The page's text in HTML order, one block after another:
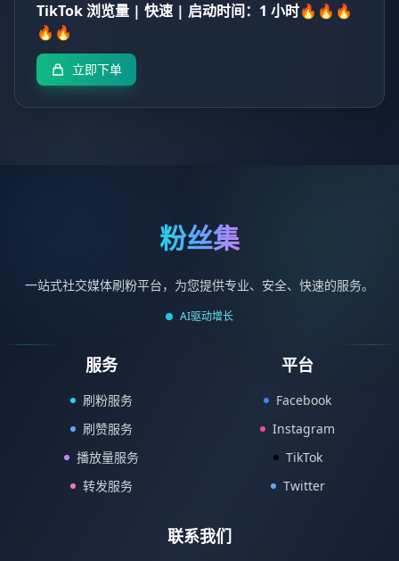
TikTok 浏览量 | 快速 | 启动时间：1 小时🔥🔥🔥
🔥🔥
立即下单
粉丝集
一站式社交媒体刷粉平台，为您提供专业、安全、快速的服务。
AI驱动增长
服务
刷粉服务
刷赞服务
播放量服务
转发服务
平台
Facebook
Instagram
TikTok
Twitter
联系我们